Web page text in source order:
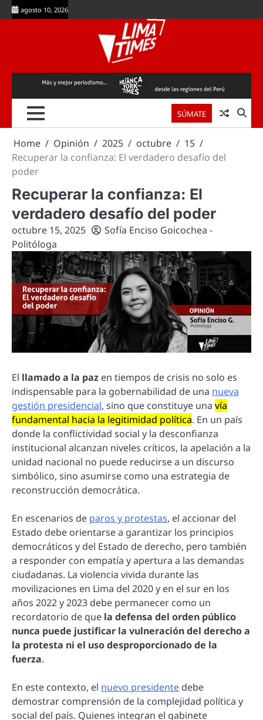
Skip
to
agosto 10, 2026
SÚMATE
Home Opinión 2025 octubre
15
Recuperar la confianza: El verdadero desafío del
poder
Recuperar la confianza: El
verdadero desafío del poder
octubre 15, 2025
Sofía Enciso Goicochea -
Politóloga
El llamado a la paz en tiempos de crisis no solo es
indispensable para la gobernabilidad de una nueva
gestión presidencial, sino que constituye una vía
fundamental hacia la legitimidad política. En un país
donde la conflictividad social y la desconfianza
institucional alcanzan niveles críticos, la apelación a la
unidad nacional no puede reducirse a un discurso
simbólico, sino asumirse como una estrategia de
reconstrucción democrática.
En escenarios de paros y protestas, el accionar del
Estado debe orientarse a garantizar los principios
democráticos y del Estado de derecho, pero también
a responder con empatía y apertura a las demandas
ciudadanas. La violencia vivida durante las
movilizaciones en Lima del 2020 y en el sur en los
años 2022 y 2023 debe permanecer como un
recordatorio de que la defensa del orden público
nunca puede justificar la vulneración del derecho a
la protesta ni el uso desproporcionado de la
fuerza.
En este contexto, el nuevo presidente debe
demostrar comprensión de la complejidad política y
social del país. Quienes integran el gabinete